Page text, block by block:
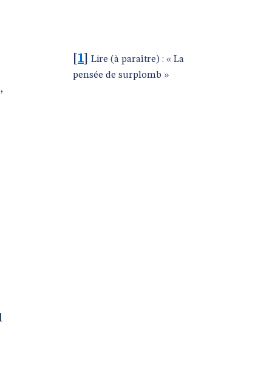
1
Lire (à paraître) : « La
pensée de surplomb »